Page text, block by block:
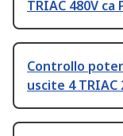
TRIAC 480V ca
Controllo
uscite 4 TRIAC